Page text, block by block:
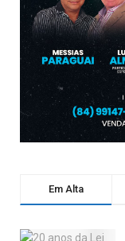
Em Alta